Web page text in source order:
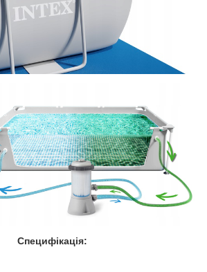
Специфікація: